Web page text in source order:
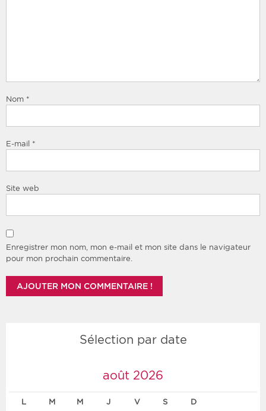
Nom *
E-mail *
Site web
Enregistrer mon nom, mon e-mail et mon site dans le navigateur
pour mon prochain commentaire.
Sélection par date
août 2026
L M M J V S D